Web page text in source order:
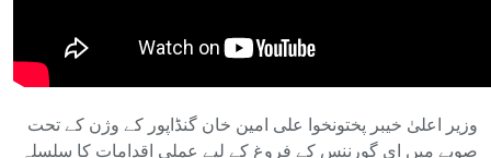
وزیر اعلیٰ خیبر پختونخوا علی امین خان گنڈاپور کے وژن کے تحت
صوبے میں ای گورننس کے فروغ کے لیے عملی اقدامات کا سلسلہ